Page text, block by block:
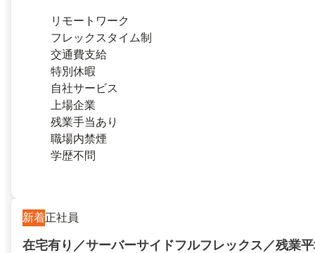
リモートワーク
フレックスタイム制
交通費支給
特別休暇
自社サービス
上場企業
残業手当あり
職場内禁煙
学歴不問
新着正社員
在宅有り／サーバーサイドフルフレックス／残業